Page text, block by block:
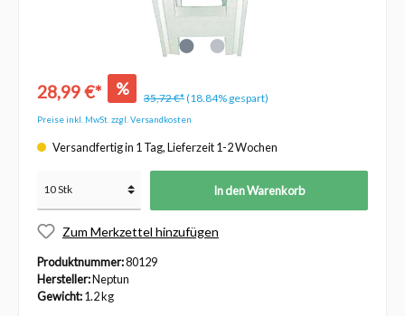
28,99 €* % 35,72 €*(18.84% gespart)
Preise inkl. MwSt. zzgl. Versandkosten
Versandfertig in 1 Tag, Lieferzeit 1-2 Wochen
In den Warenkorb
Zum Merkzettel hinzufügen
Produktnummer:80129
Hersteller:Neptun
Gewicht:1.2 kg